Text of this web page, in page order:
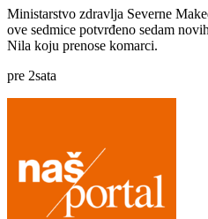
Ministarstvo zdravlja Severne
ove sedmice potvrđeno sedam
Nila koju prenose komarci.
pre 2sata